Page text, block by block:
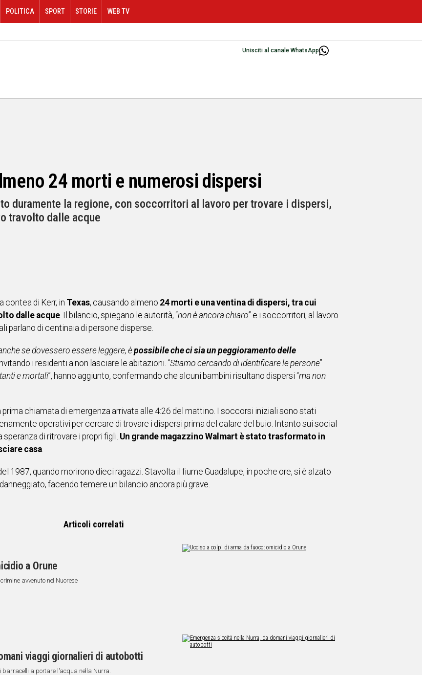
Unisciti al canale WhatsApp
POLITICA SPORT STORIE WEB TV
24 morti e numerosi dispersi
duramente la regione, con soccorritori al lavoro per trovare i dispersi,
travolto dalle acque
contea di Kerr, in Texas, causando almeno 24 morti e una ventina di dispersi, tra cui
dalle acque. Il bilancio, spiegano le autorità, “non è ancora chiaro” e i soccorritori, al lavoro
parlano di centinaia di persone disperse.
se dovessero essere leggere, èpossibile che ci sia un peggioramento delle
i residenti a non lasciare le abitazioni. “Stiamo cercando di identificare le persone”
e mortali”, hanno aggiunto, confermando che alcuni bambini risultano dispersi “ma non
prima chiamata di emergenza arrivata alle 4:26 del mattino. I soccorsi iniziali sono stati
operativi per cercare di trovare i dispersi prima del calare del buio. Intanto sui social
di ritrovare i propri figli. Un grande magazzino Walmart è stato trasformato in
casa.
1987, quando morirono dieci ragazzi. Stavolta il fiume Guadalupe, in poche ore, si è alzato
facendo temere un bilancio ancora più grave.
Articoli correlati
a Orune
avvenuto nel Nuorese
viaggi giornalieri di autobotti
barracelli a portare l'acqua nella Nurra.